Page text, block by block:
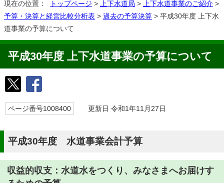
現在の位置： トップページ > 上下水道局 > 上下水道事業のご紹介 >
予算・決算と経営比較分析表 > 過去の予算決算 > 平成30年度 上下水
道事業の予算について
平成30年度 上下水道事業の予算について
ページ番号1008400 更新日 令和1年11月27日
平成30年度 水道事業会計予算
収益的収支：水道水をつくり、みなさまへお届けす